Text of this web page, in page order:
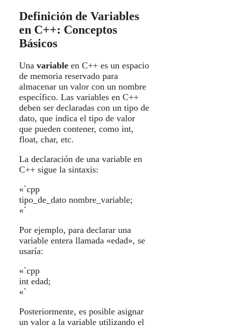
Definición de Variables
en C++: Conceptos
Básicos
Una variable en C++ es un espacio
de memoria reservado para
almacenar un valor con un nombre
específico. Las variables en C++
deben ser declaradas con un tipo de
dato, que indica el tipo de valor
que pueden contener, como int,
float, char, etc.
La declaración de una variable en
C++ sigue la sintaxis:
«`cpp
tipo_de_dato nombre_variable;
«`
Por ejemplo, para declarar una
variable entera llamada «edad», se
usaría:
«`cpp
int edad;
«`
Posteriormente, es posible asignar
un valor a la variable utilizando el